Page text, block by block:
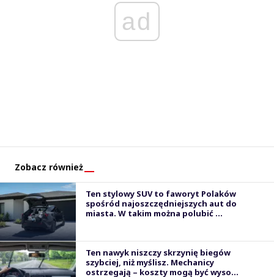
ad
Zobacz również
Ten stylowy SUV to faworyt Polaków
spośród najoszczędniejszych aut do
miasta. W takim można polubić ...
Ten nawyk niszczy skrzynię biegów
szybciej, niż myślisz. Mechanicy
ostrzegają – koszty mogą być wyso...